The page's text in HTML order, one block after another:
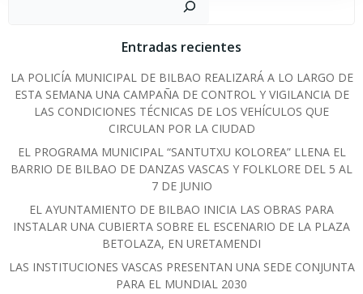
Entradas recientes
LA POLICÍA MUNICIPAL DE BILBAO REALIZARÁ A LO LARGO DE
ESTA SEMANA UNA CAMPAÑA DE CONTROL Y VIGILANCIA DE
LAS CONDICIONES TÉCNICAS DE LOS VEHÍCULOS QUE
CIRCULAN POR LA CIUDAD
EL PROGRAMA MUNICIPAL “SANTUTXU KOLOREA” LLENA EL
BARRIO DE BILBAO DE DANZAS VASCAS Y FOLKLORE DEL 5 AL
7 DE JUNIO
EL AYUNTAMIENTO DE BILBAO INICIA LAS OBRAS PARA
INSTALAR UNA CUBIERTA SOBRE EL ESCENARIO DE LA PLAZA
BETOLAZA, EN URETAMENDI
LAS INSTITUCIONES VASCAS PRESENTAN UNA SEDE CONJUNTA
PARA EL MUNDIAL 2030